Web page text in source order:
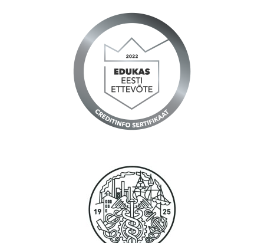
arugi saanud, et tellitud :)
Jõudu ja jaksu ka edaspidiseks :)
Tänud, töökorraldus ning logistika on Teil suurepärane.
Igatahes suured tänud! Teenus osutus kiiremaks kui isegi
unistada oskasin! Nagu supermen tõi kohale...